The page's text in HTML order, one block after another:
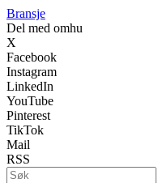
Bransje
Del med omhu
X
Facebook
Instagram
LinkedIn
YouTube
Pinterest
TikTok
Mail
RSS